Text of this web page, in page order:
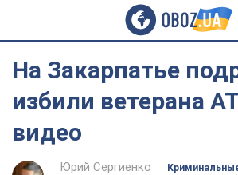
На Закарпатье
избили ветерана
видео
Юрий Сергиенко